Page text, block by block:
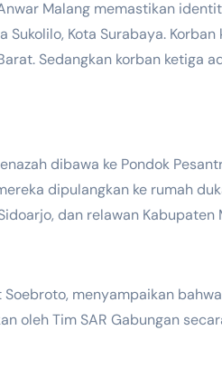
Malang memastikan
Sukolilo, Kota Surabaya.
Sedangkan korban ketiga
dibawa ke Pondok
dipulangkan ke rumah
dan relawan Kabupaten
Soebroto, menyampaikan
oleh Tim SAR Gabungan